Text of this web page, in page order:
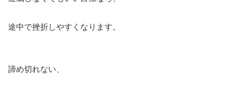
途中で挫折しやすくなります。
諦め切れない、